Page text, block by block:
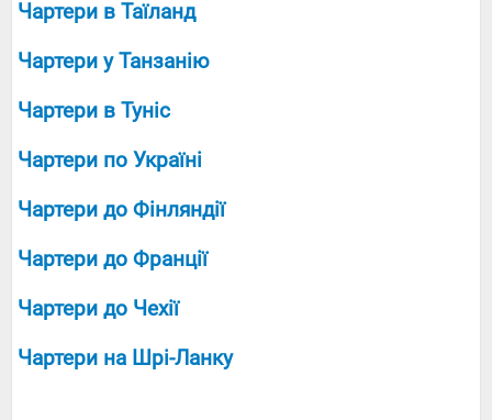
Чартери в Таїланд
Чартери у Танзанію
Чартери в Туніс
Чартери по Україні
Чартери до Фінляндії
Чартери до Франції
Чартери до Чехії
Чартери на Шрі-Ланку